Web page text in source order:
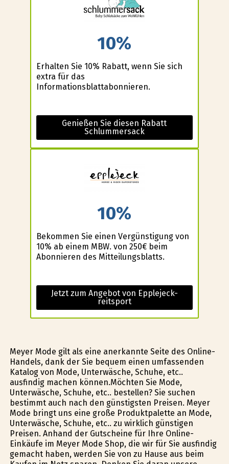
10%
Erhalten Sie 10% Rabatt, wenn Sie sich
extra für das
Informationsblattabonnieren.
Genießen Sie diesen Rabatt
Schlummersack
10%
Bekommen Sie einen Vergünstigung von
10% ab einem MBW. von 250€ beim
Abonnieren des Mitteilungsblatts.
Jetzt zum Angebot von Epplejeck-
reitsport
Meyer Mode gilt als eine anerkannte Seite des Online-
Handels, dank der Sie bequem einen umfassenden
Katalog von Mode, Unterwäsche, Schuhe, etc..
ausfindig machen können.Möchten Sie Mode,
Unterwäsche, Schuhe, etc.. bestellen? Sie suchen
bestimmt auch nach den günstigsten Preisen. Meyer
Mode bringt uns eine große Produktpalette an Mode,
Unterwäsche, Schuhe, etc.. zu wirklich günstigen
Preisen. Anhand der Gutscheine für Ihre Online-
Einkäufe im Meyer Mode Shop, die wir für Sie ausfindig
gemacht haben, werden Sie von zu Hause aus beim